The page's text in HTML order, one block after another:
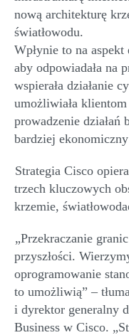
nową architekturę
światłowodu.
Wpłynie to na aspekt
aby odpowiadała na
wspierała działanie
umożliwiała klientom
prowadzenie działań
bardziej ekonomiczny
Strategia Cisco
trzech kluczowych
krzemie
Przekraczanie
przyszłości.
oprogramowanie
to umożliwią” –
i dyrektor generalny
Business w Cisco.